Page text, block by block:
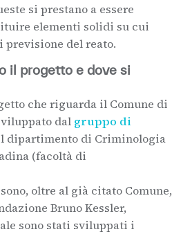
si prestano a essere
elementi solidi su cui
previsione del reato.
il progetto e dove si
che riguarda il Comune di
dal gruppo di
dipartimento di Criminologia
(facoltà di
oltre al già citato Comune,
Bruno Kessler,
sono stati sviluppati i